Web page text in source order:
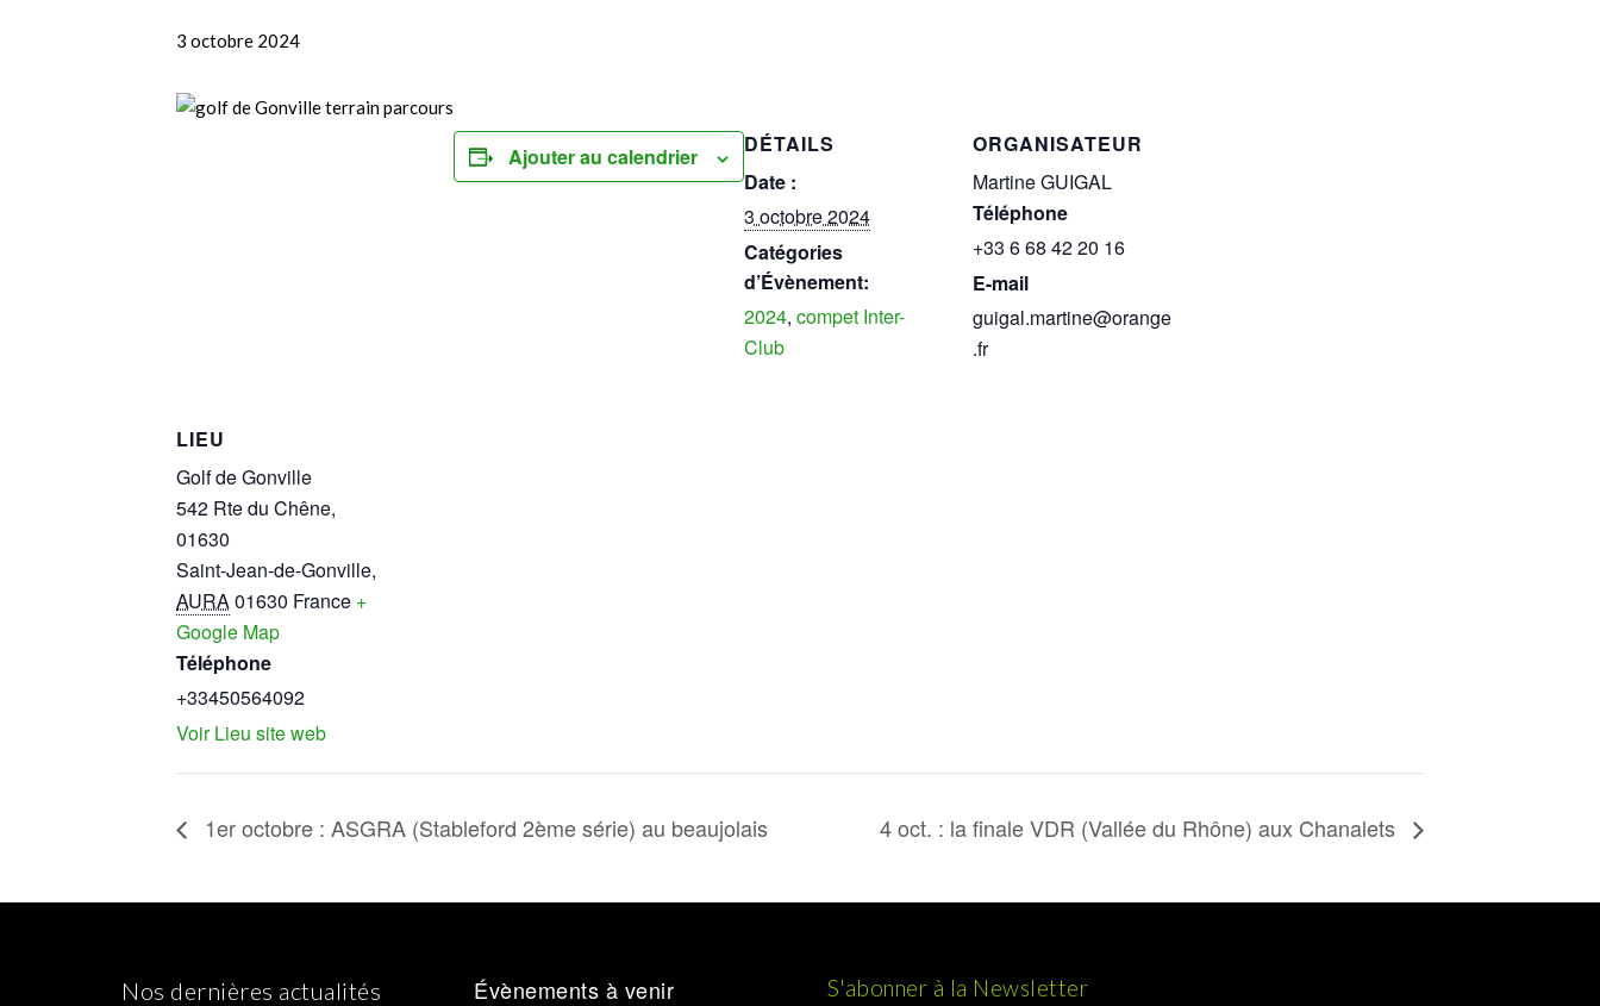
3 octobre 2024
Ajouter au calendrier
DÉTAILS
Date :
3 octobre 2024
Catégories
d’Évènement:
2024, compet Inter-
Club
ORGANISATEUR
Martine GUIGAL
Téléphone
+33 6 68 42 20 16
E-mail
guigal.martine@orange
.fr
LIEU
Golf de Gonville
542 Rte du Chêne,
01630
Saint-Jean-de-Gonville,
AURA01630 France +
Google Map
Téléphone
+33450564092
Voir Lieu site web
1er octobre : ASGRA (Stableford 2ème série) au beaujolais 4 oct. : la finale VDR (Vallée du Rhône) aux Chanalets
Nos dernières actualités Évènements à venir S'abonner à la Newsletter